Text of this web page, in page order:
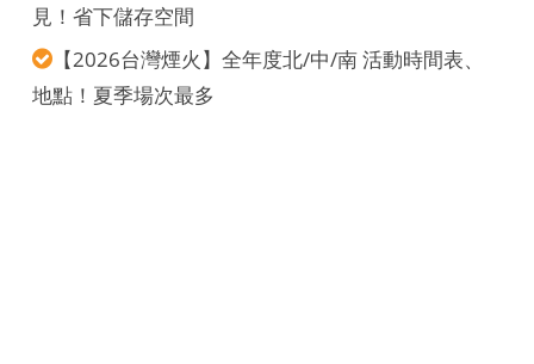
見！省下儲存空間
【2026台灣煙火】全年度北/中/南 活動時間表、
地點！夏季場次最多